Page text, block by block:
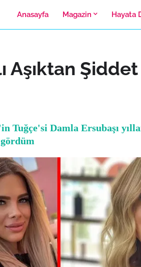
Anasayfa Magazin Hayata
Aşıktan
Tuğçe'si Damla Ersubaşı